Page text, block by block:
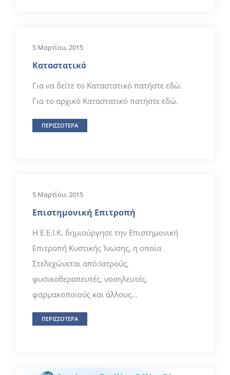
5 Μαρτίου, 2015
Καταστατικό
Για να δείτε το Καταστατικό πατήστε εδώ.
Για το αρχικό Καταστατικό πατήστε εδώ.
ΠΕΡΙΣΣΟΤΕΡΑ
5 Μαρτίου, 2015
Επιστημονική Επιτροπή
H Ε.Ε.Ι.Κ. δημιούργησε την Επιστημονική
Επιτροπή Κυστικής Ίνωσης, η οποία
Στελεχώνεται από:Ιατρούς,
φυσικοθεραπευτές, νοσηλευτές,
φαρμακοποιούς και άλλους...
ΠΕΡΙΣΣΟΤΕΡΑ